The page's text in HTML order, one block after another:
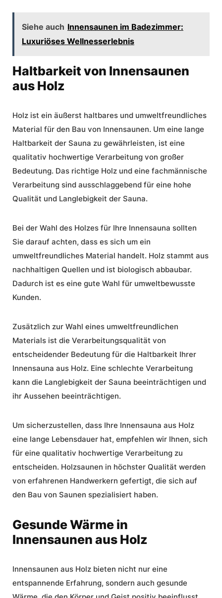
Siehe auch Innensaunen im Badezimmer:
Luxuriöses Wellnesserlebnis
Haltbarkeit von Innensaunen
aus Holz
Holz ist ein äußerst haltbares und umweltfreundliches
Material für den Bau von Innensaunen. Um eine lange
Haltbarkeit der Sauna zu gewährleisten, ist eine
qualitativ hochwertige Verarbeitung von großer
Bedeutung. Das richtige Holz und eine fachmännische
Verarbeitung sind ausschlaggebend für eine hohe
Qualität und Langlebigkeit der Sauna.
Bei der Wahl des Holzes für Ihre Innensauna sollten
Sie darauf achten, dass es sich um ein
umweltfreundliches Material handelt. Holz stammt aus
nachhaltigen Quellen und ist biologisch abbaubar.
Dadurch ist es eine gute Wahl für umweltbewusste
Kunden.
Zusätzlich zur Wahl eines umweltfreundlichen
Materials ist die Verarbeitungsqualität von
entscheidender Bedeutung für die Haltbarkeit Ihrer
Innensauna aus Holz. Eine schlechte Verarbeitung
kann die Langlebigkeit der Sauna beeinträchtigen und
ihr Aussehen beeinträchtigen.
Um sicherzustellen, dass Ihre Innensauna aus Holz
eine lange Lebensdauer hat, empfehlen wir Ihnen, sich
für eine qualitativ hochwertige Verarbeitung zu
entscheiden. Holzsaunen in höchster Qualität werden
von erfahrenen Handwerkern gefertigt, die sich auf
den Bau von Saunen spezialisiert haben.
Gesunde Wärme in
Innensaunen aus Holz
Innensaunen aus Holz bieten nicht nur eine
entspannende Erfahrung, sondern auch gesunde